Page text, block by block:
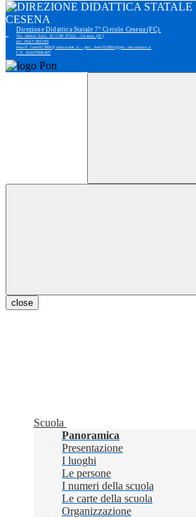
Direzione Didattica Statale 7° Circolo Cesena (FC)
Via Adone Zoli, 35 CAP 47521 - Cesena (FC)
tel: 0547-383193
email: foee02300r@istruzione.it - pec: foee02300r@pec.istruzione.it
C.F. 81007690407
close
Scuola
Panoramica
Presentazione
I luoghi
Le persone
I numeri della scuola
Le carte della scuola
Organizzazione